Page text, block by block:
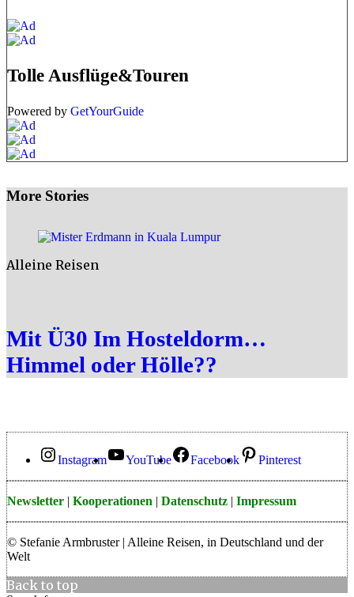
Tolle Ausflüge&Touren
Powered by GetYourGuide
More Stories
Alleine Reisen
Mit Ü30 Im Hosteldorm…
Himmel oder Hölle??
Instagram YouTube Facebook Pinterest
Newsletter | Kooperationen | Datenschutz | Impressum
© Stefanie Armbruster | Alleine Reisen, in Deutschland und der
Welt
Back to top